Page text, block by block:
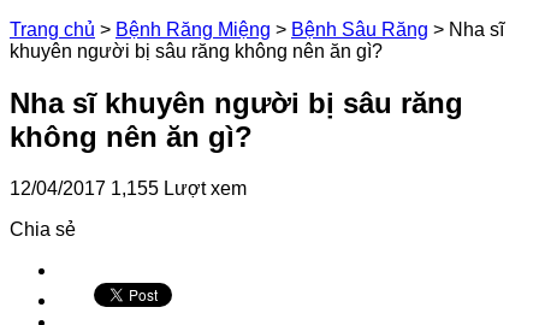
Trang chủ > Bệnh Răng Miệng > Bệnh Sâu Răng > Nha sĩ
khuyên người bị sâu răng không nên ăn gì?
Nha sĩ khuyên người bị sâu răng
không nên ăn gì?
12/04/2017 1,155 Lượt xem
Chia sẻ